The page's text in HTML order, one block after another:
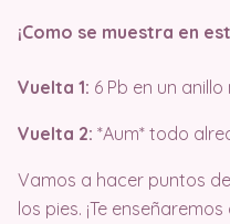
¡Como se muestra en
Vuelta 1: 6 Pb en un
Vuelta 2: *Aum* todo
Vamos a hacer puntos
los pies. ¡Te